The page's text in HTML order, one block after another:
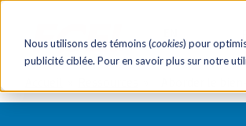
Nous utilisons des témoins (cookies) pour
publicité ciblée. Pour en savoir plus sur notre